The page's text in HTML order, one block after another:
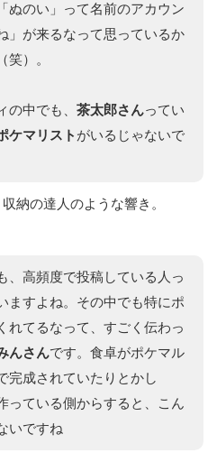
ぬのい」って名前のアカウン
」が来るなって思っているか
笑）。
の中でも、 茶太郎さんってい
ケマリスト がいるじゃないで
納の達人のような響き。
、高頻度で投稿している人っ
ますよね。その中でも特にポ
れてるなって、すごく伝わっ
んさんです。食卓がポケマル
完成されていたりとかし
ている側からすると、こん
いですね